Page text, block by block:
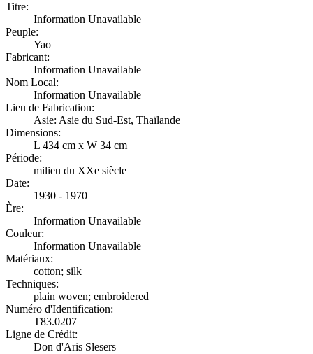
Titre:
Information Unavailable
Peuple:
Yao
Fabricant:
Information Unavailable
Nom Local:
Information Unavailable
Lieu de Fabrication:
Asie: Asie du Sud-Est, Thaïlande
Dimensions:
L 434 cm x W 34 cm
Période:
milieu du XXe siècle
Date:
1930 - 1970
Ère:
Information Unavailable
Couleur:
Information Unavailable
Matériaux:
cotton; silk
Techniques:
plain woven; embroidered
Numéro d'Identification:
T83.0207
Ligne de Crédit:
Don d'Aris Slesers